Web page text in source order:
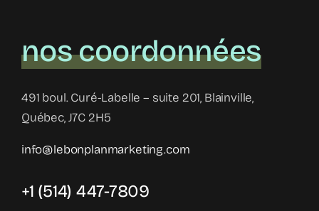
nos coordonnées
491 boul. Curé-Labelle – suite 201, Blainville,
Québec, J7C 2H5
info@lebonplanmarketing.com
+1 (514) 447-7809